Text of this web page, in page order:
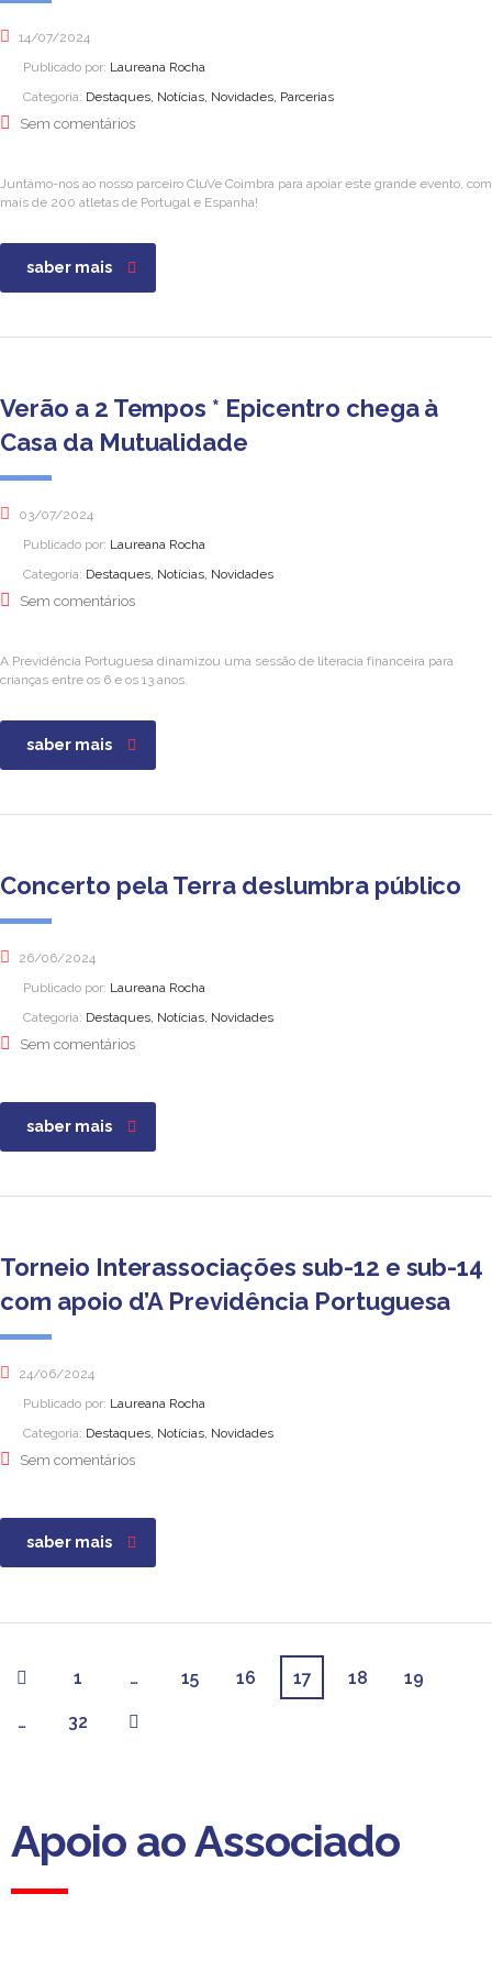
14/07/2024
Publicado por: Laureana Rocha
Categoria: Destaques, Notícias, Novidades, Parcerias
Sem comentários
Juntámo-nos ao nosso parceiro CluVe Coimbra para apoiar este grande evento, com
mais de 200 atletas de Portugal e Espanha!
saber mais
Verão a 2 Tempos * Epicentro chega à
Casa da Mutualidade
03/07/2024
Publicado por: Laureana Rocha
Categoria: Destaques, Notícias, Novidades
Sem comentários
A Previdência Portuguesa dinamizou uma sessão de literacia financeira para
crianças entre os 6 e os 13 anos.
saber mais
Concerto pela Terra deslumbra público
26/06/2024
Publicado por: Laureana Rocha
Categoria: Destaques, Notícias, Novidades
Sem comentários
saber mais
Torneio Interassociações sub-12 e sub-14
com apoio d’A Previdência Portuguesa
24/06/2024
Publicado por: Laureana Rocha
Categoria: Destaques, Notícias, Novidades
Sem comentários
saber mais
1 … 15 16 17 18 19
… 32
Apoio ao Associado
Apoio ao Associado